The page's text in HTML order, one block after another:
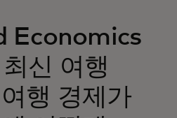
Economics
신 여행
행 경제가